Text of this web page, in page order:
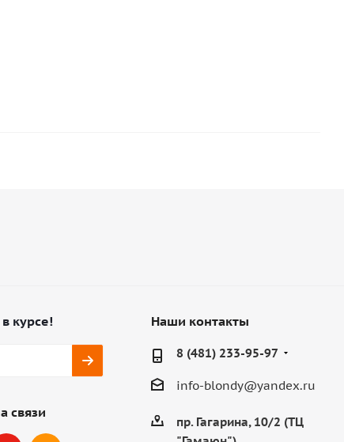
курсе!
связи
Наши контакты
8 (481) 233-95-97
info-blondy@yandex.ru
пр. Гагарина, 10/2 (ТЦ